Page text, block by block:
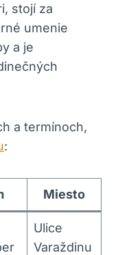
stojí za
umenie
a je
a termínoch,
:
Miesto
Ulice
Varaždinu